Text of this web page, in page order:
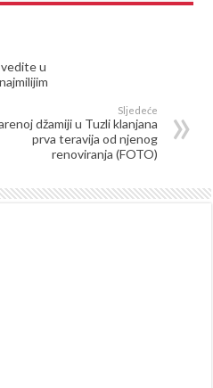
u
Sljedeće
džamiji u Tuzli klanjana
prva teravija od njenog
renoviranja (FOTO)